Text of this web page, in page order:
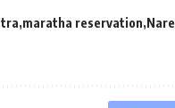
maratha reservation